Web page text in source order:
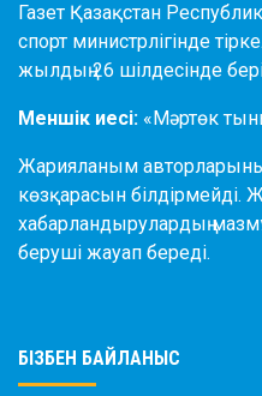
Газет Қазақстан
спорт министрлігінде
жылдың 26 шілдесінде
Меншік иесі: «Мәртөк
Жарияланым авторларының
көзқарасын білдірмейді.
хабарландырулардың
беруші жауап береді.
БІЗБЕН БАЙЛАНЫС